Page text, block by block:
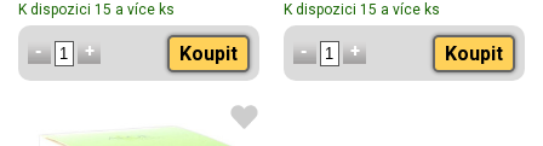
K dispozici 15 a více ks
Koupit
K dispozici 15 a více ks
Koupit